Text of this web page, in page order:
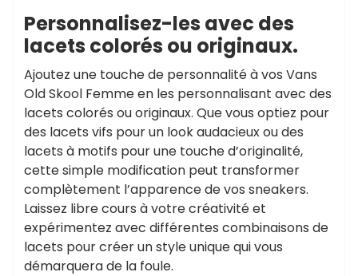
Personnalisez-les avec des
lacets colorés ou originaux.
Ajoutez une touche de personnalité à vos Vans
Old Skool Femme en les personnalisant avec des
lacets colorés ou originaux. Que vous optiez pour
des lacets vifs pour un look audacieux ou des
lacets à motifs pour une touche d’originalité,
cette simple modification peut transformer
complètement l’apparence de vos sneakers.
Laissez libre cours à votre créativité et
expérimentez avec différentes combinaisons de
lacets pour créer un style unique qui vous
démarquera de la foule.